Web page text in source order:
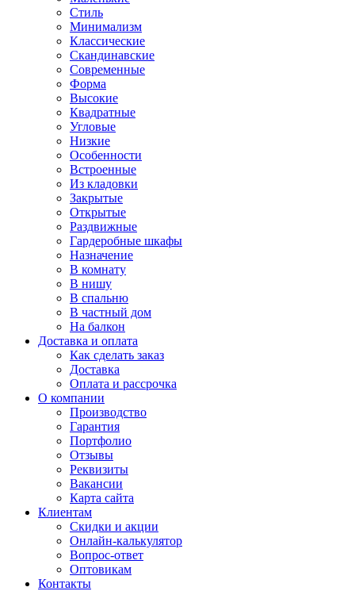
Стиль
Минимализм
Классические
Скандинавские
Современные
Форма
Высокие
Квадратные
Угловые
Низкие
Особенности
Встроенные
Из кладовки
Закрытые
Открытые
Раздвижные
Гардеробные шкафы
Назначение
В комнату
В нишу
В спальню
В частный дом
На балкон
Доставка и оплата
Как сделать заказ
Доставка
Оплата и рассрочка
О компании
Производство
Гарантия
Портфолио
Отзывы
Реквизиты
Вакансии
Карта сайта
Клиентам
Скидки и акции
Онлайн-калькулятор
Вопрос-ответ
Оптовикам
Контакты